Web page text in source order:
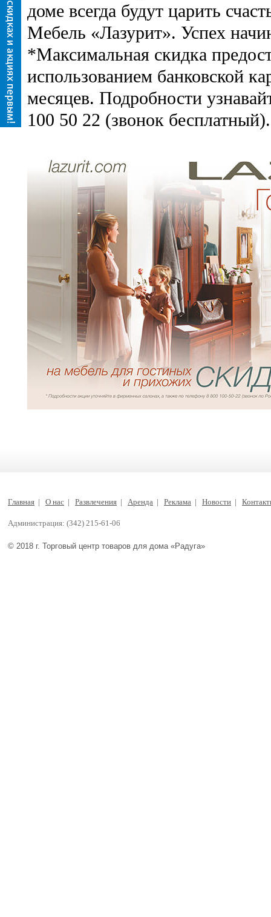
доме всегда будут царить
Мебель «Лазурит». Успех
*Максимальная скидка
использованием банковской
месяцев. Подробности
100 50 22 (звонок бесплатный).
Администрация: (342) 215-61-06
© 2018 г. Торговый центр товаров для дома «Радуга»
Главная | О нас | Развлечения | Аренда | Реклама | Новости |